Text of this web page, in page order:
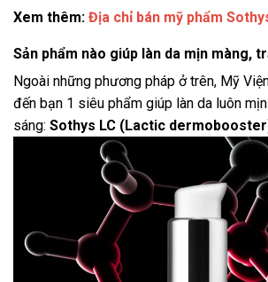
Xem thêm: Địa chỉ bán mỹ phẩm
Sản phẩm nào giúp làn da mịn màng,
Ngoài những phương pháp ở trên, Mỹ
đến bạn 1 siêu phẩm giúp làn da luôn
sáng: Sothys LC (Lactic